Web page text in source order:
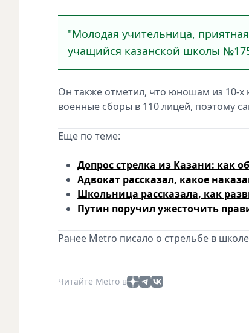
"Молодая учительница,
учащийся казанской школы
Он также отметил, что юношам из 10-х
военные сборы в 110 лицей, поэтому
Еще по теме:
Допрос стрелка из Казани: как
Адвокат рассказал, какое
Школьница рассказала, как
Путин поручил ужесточить
Ранее Metro писало о стрельбе в
Читайте Metro в